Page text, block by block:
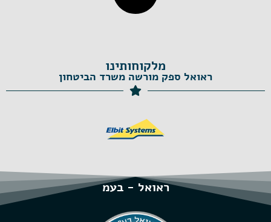
מלקוחותינו
ראואל ספק מורשה משרד הביטחון
ראואל - בעמ